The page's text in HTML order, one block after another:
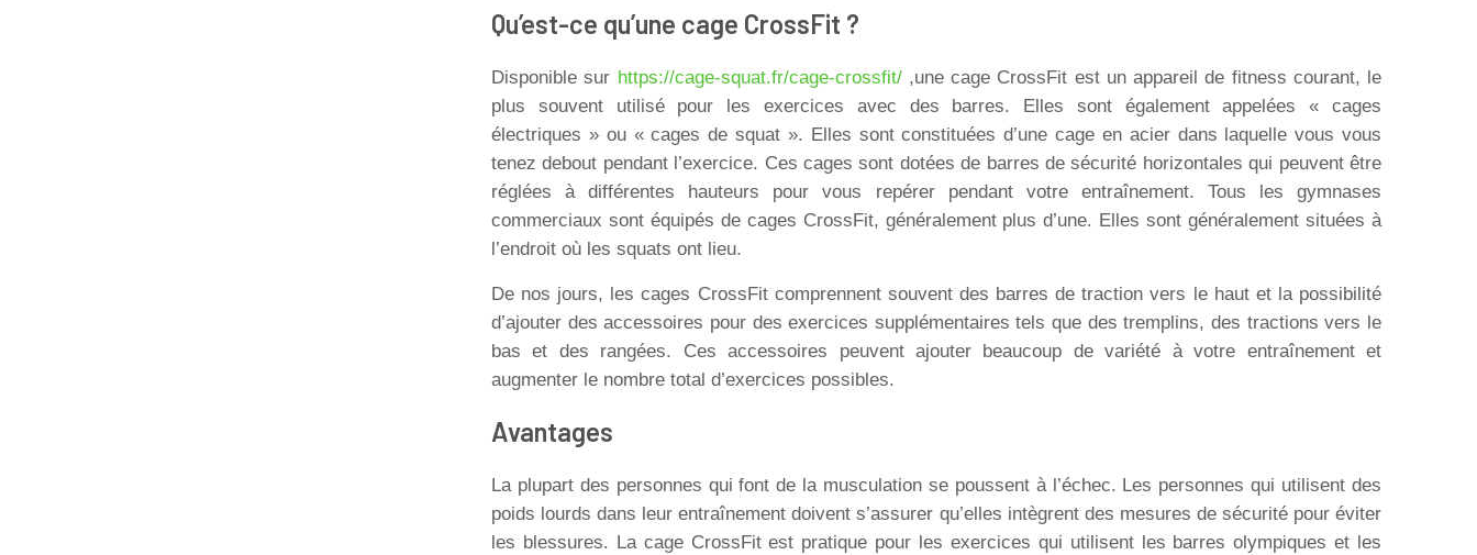
Qu’est-ce qu’une cage CrossFit ?
Disponible sur https://cage-squat.fr/cage-crossfit/,une cage CrossFit est un appareil de fitness courant, le
plus souvent utilisé pour les exercices avec des barres. Elles sont également appelées « cages
électriques » ou « cages de squat ». Elles sont constituées d’une cage en acier dans laquelle vous vous
tenez debout pendant l’exercice. Ces cages sont dotées de barres de sécurité horizontales qui peuvent être
réglées à différentes hauteurs pour vous repérer pendant votre entraînement. Tous les gymnases
commerciaux sont équipés de cages CrossFit, généralement plus d’une. Elles sont généralement situées à
l’endroit où les squats ont lieu.
De nos jours, les cages CrossFit comprennent souvent des barres de traction vers le haut et la possibilité
d’ajouter des accessoires pour des exercices supplémentaires tels que des tremplins, des tractions vers le
bas et des rangées. Ces accessoires peuvent ajouter beaucoup de variété à votre entraînement et
augmenter le nombre total d’exercices possibles.
Avantages
La plupart des personnes qui font de la musculation se poussent à l’échec. Les personnes qui utilisent des
poids lourds dans leur entraînement doivent s’assurer qu’elles intègrent des mesures de sécurité pour éviter
les blessures. La cage CrossFit est pratique pour les exercices qui utilisent les barres olympiques et les